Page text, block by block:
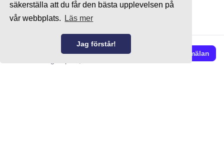
säkerställa att du får den bästa upplevelsen på
vår webbplats.
Läs mer
Jag förstår!
Intresseanmälan